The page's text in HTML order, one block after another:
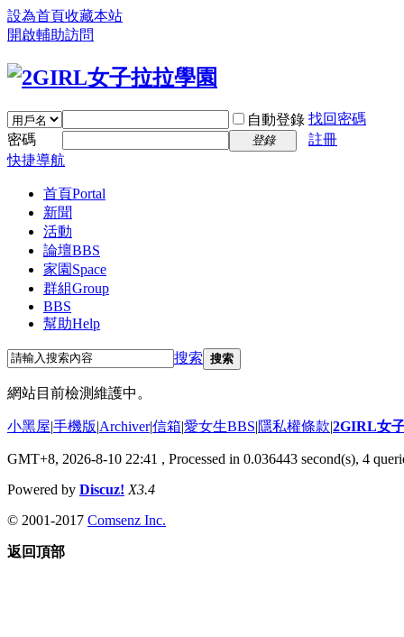
設為首頁收藏本站
開啟輔助訪問
自動登錄 找回密碼
密碼
登錄
註冊
快捷導航
首頁Portal
新聞
活動
論壇BBS
家園 Space
群組Group
BBS
幫助Help
搜索 搜索
網站目前檢測維護中。
小黑屋|手機版|Archiver|信箱|愛女生BBS|隱私權條款|2GIRL女
GMT+8, 2026-8-10 22:41 , Processed in 0.036443 second(s), 4
Powered by Discuz! X3.4
© 2001-2017 Comsenz Inc.
返回頂部